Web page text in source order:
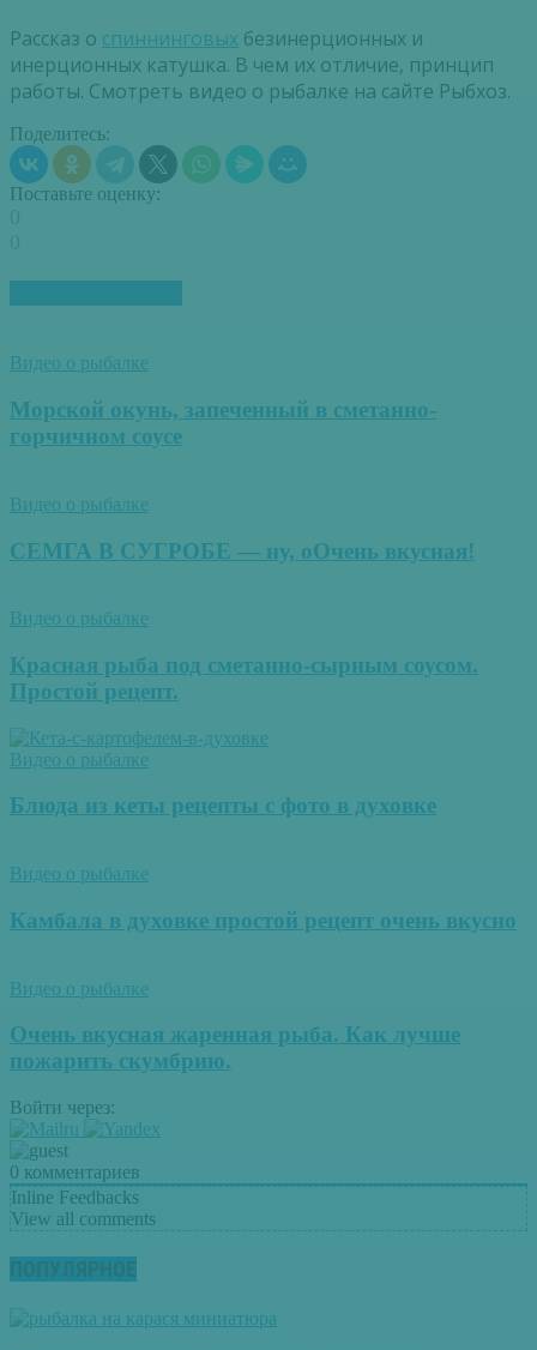
Рассказ о спиннинговых безинерционных и
инерционных катушка. В чем их отличие, принцип
работы. Смотреть видео о рыбалке на сайте Рыбхоз.
Поделитесь:
Поставьте оценку:
Видео о рыбалке
Морской окунь, запеченный в сметанно-
горчичном соусе
Видео о рыбалке
СЕМГА В СУГРОБЕ — ну, оОчень вкусная!
Видео о рыбалке
Красная рыба под сметанно-сырным соусом.
Простой рецепт.
Видео о рыбалке
Блюда из кеты рецепты с фото в духовке
Видео о рыбалке
Камбала в духовке простой рецепт очень вкусно
Видео о рыбалке
Очень вкусная жаренная рыба. Как лучше
пожарить скумбрию.
Войти через:
0 комментариев
Inline Feedbacks
View all comments
ПОПУЛЯРНОЕ